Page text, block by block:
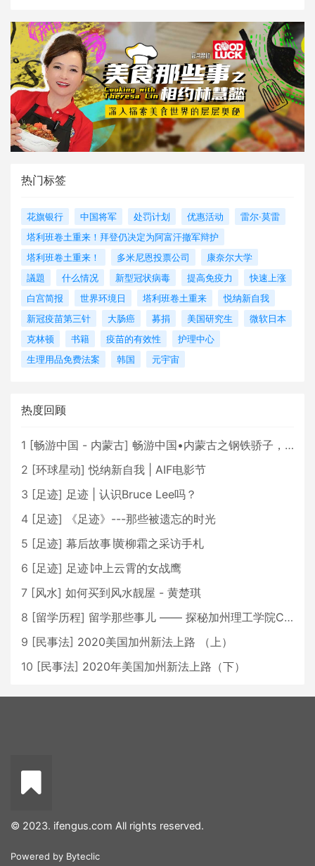
热门标签
花旗银行 中国将军 处罚计划 优惠活动
雷尔·莫雷
塔利班卷土重来！拜登仍决定为阿富汗撤军辩护
塔利班卷土重来！
多米尼恩投票公司
康奈尔大学
議題
什么情况 新型冠状病毒 提高免疫力
快速上涨
白宫简报
世界环境日 塔利班卷土重来
悦纳新自我
新冠疫苗第三针
大肠癌 募捐 美国研究生
微软日本
克林顿
书籍 疫苗的有效性
护理中心
生理用品免费法案
韩国 元宇宙
热度回顾
1 [畅游中国 - 内蒙古] 畅游中国•内蒙古之钢铁骄子，魅力包头
2 [环球星动] 悦纳新自我 | AIF电影节
3 [足迹] 足迹 | 认识Bruce Lee吗？
4 [足迹]
《足迹》---那些被遗忘的时光
5 [足迹] 幕后故事∣黄柳霜之采访手札
6 [足迹] 足迹∣冲上云霄的女战鹰
7 [风水] 如何买到风水靓屋 - 黄楚琪
8 [留学历程] 留学那些事儿 —— 探秘加州理工学院Caltech博士生活 [上集]
9 [民事法] 2020美国加州新法上路 （上）
10 [民事法] 2020年美国加州新法上路（下）
© 2023. ifengus.com All rights reserved.
Powered by Byteclic